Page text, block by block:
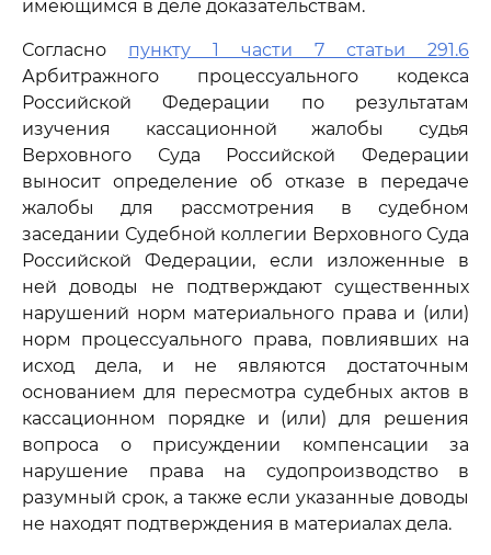
имеющимся в деле доказательствам.
Согласно пункту 1 части 7 статьи 291.6
Арбитражного процессуального кодекса
Российской Федерации по результатам
изучения кассационной жалобы судья
Верховного Суда Российской Федерации
выносит определение об отказе в передаче
жалобы для рассмотрения в судебном
заседании Судебной коллегии Верховного Суда
Российской Федерации, если изложенные в
ней доводы не подтверждают существенных
нарушений норм материального права и (или)
норм процессуального права, повлиявших на
исход дела, и не являются достаточным
основанием для пересмотра судебных актов в
кассационном порядке и (или) для решения
вопроса о присуждении компенсации за
нарушение права на судопроизводство в
разумный срок, а также если указанные доводы
не находят подтверждения в материалах дела.